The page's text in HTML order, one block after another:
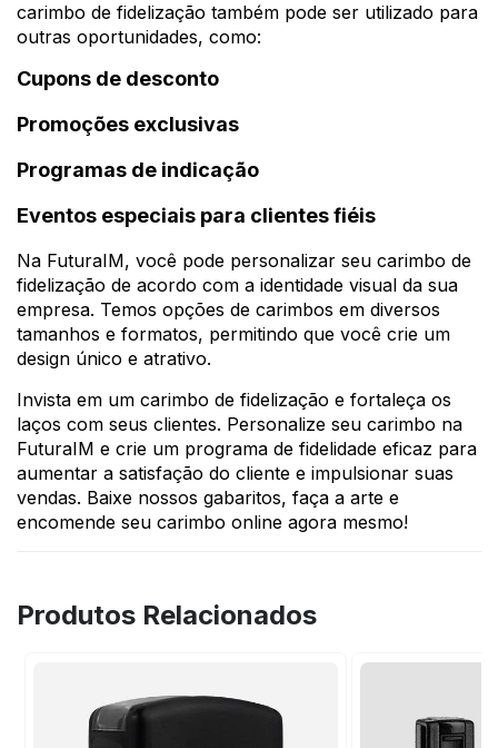
carimbo de fidelização também pode ser utilizado para
outras oportunidades, como:
Cupons de desconto
Promoções exclusivas
Programas de indicação
Eventos especiais para clientes fiéis
Na FuturaIM, você pode personalizar seu carimbo de
fidelização de acordo com a identidade visual da sua
empresa. Temos opções de carimbos em diversos
tamanhos e formatos, permitindo que você crie um
design único e atrativo.
Invista em um carimbo de fidelização e fortaleça os
laços com seus clientes. Personalize seu carimbo na
FuturaIM e crie um programa de fidelidade eficaz para
aumentar a satisfação do cliente e impulsionar suas
vendas. Baixe nossos gabaritos, faça a arte e
encomende seu carimbo online agora mesmo!
Produtos Relacionados